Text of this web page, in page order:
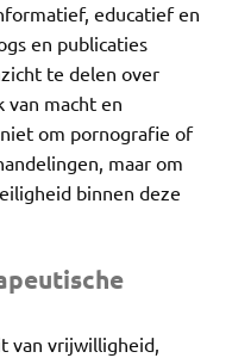
educatief en
en publicaties
te delen over
van macht en
om pornografie of
maar om
binnen deze
van vrijwilligheid,